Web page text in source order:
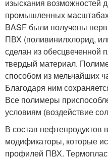
изыскания возможностей
промышленных
BASF были получены
ПВХ (поливинилхлорид,
сделан из обесцвеченной
твердый материал.
способом из мельчайших
Благодаря ним
Все полимеры
условиям (воздействие
В состав нефтепродуктов
модификаторы, которые
профилей ПВХ.